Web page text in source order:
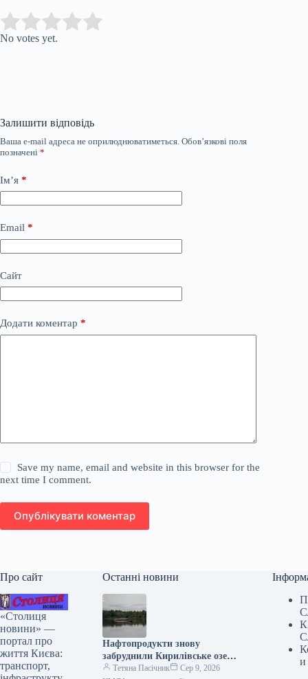
Rate this item:
No votes yet.
Залишити відповідь
Ваша e-mail адреса не оприлюднюватиметься. Обов’язкові поля
позначені *
Ім’я *
Email *
Сайт
Додати коментар *
Save my name, email and website in this browser for the
next time I comment.
Опублікувати коментар
Про сайт
«Столиця
новини» —
портал про
життя Києва:
транспорт,
Останні новини
Нафтопродукти знову
забруднили Кирилівське озеро
у Києві.
Тетяна Пасічник
Сер 9, 2026
и